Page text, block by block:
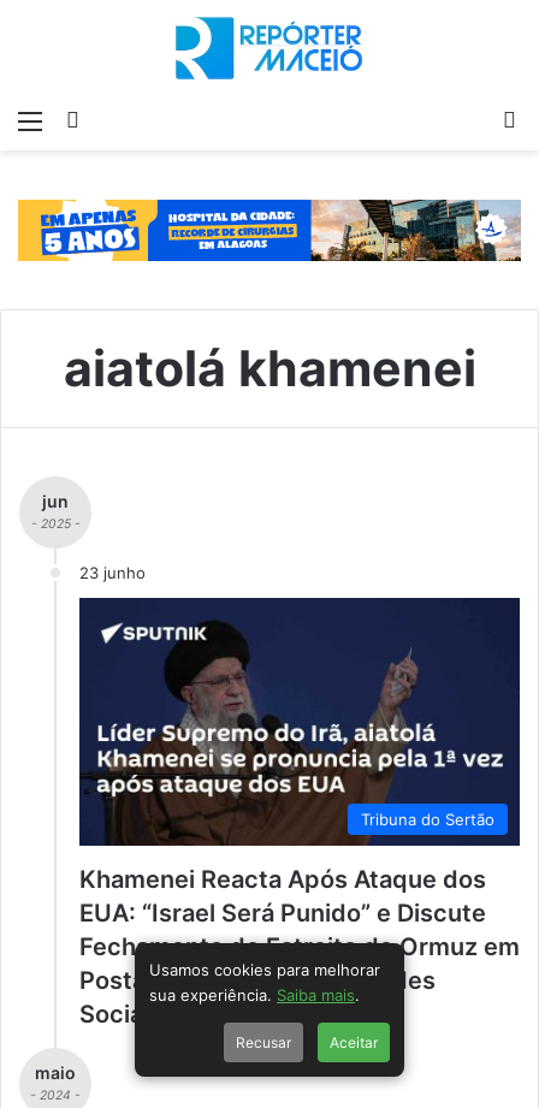
Menu
aiatolá khamenei
jun
- 2025 -
23 junho
Tribuna do Sertão
Khamenei Reacta Após Ataque dos
EUA: “Israel Será Punido” e Discute
Fechamento do Estreito de Ormuz em
Postagem Polêmica nas Redes
Sociais.
maio
- 2024 -
Usamos cookies para melhorar
sua experiência. Saiba mais.
Recusar Aceitar